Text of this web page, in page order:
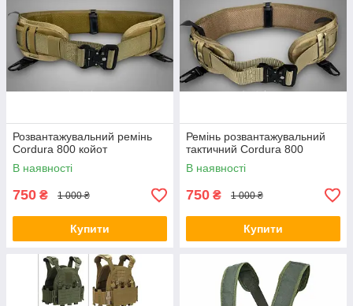
Розвантажувальний ремінь
Cordura 800 койот
В наявності
750 ₴ 1 000 ₴
Купити
Ремінь розвантажувальний
тактичний Cordura 800
В наявності
750 ₴ 1 000 ₴
Купити